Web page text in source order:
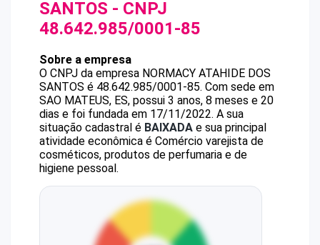
SANTOS - CNPJ
48.642.985/0001-85
Sobre a empresa
O CNPJ da empresa NORMACY ATAHIDE DOS
SANTOS é 48.642.985/0001-85. Com sede em
SAO MATEUS, ES, possui 3 anos, 8 meses e 20
dias e foi fundada em 17/11/2022. A sua
situação cadastral é BAIXADA e sua principal
atividade econômica é Comércio varejista de
cosméticos, produtos de perfumaria e de
higiene pessoal.